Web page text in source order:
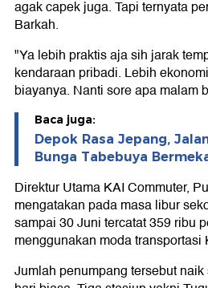
agak capek juga. Tapi ternyata
Barkah.
"Ya lebih praktis aja sih jarak
kendaraan pribadi. Lebih
biayanya. Nanti sore apa malam
Baca juga:
Depok Rasa Jepang,
Bunga Tabebuya
Direktur Utama KAI Commuter,
mengatakan pada masa libur
sampai 30 Juni tercatat 359 ribu
menggunakan moda transportasi
Jumlah penumpang tersebut